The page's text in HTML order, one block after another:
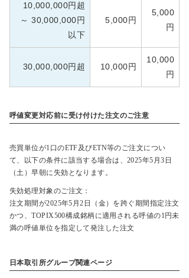
10,000,000円超
～ 30,000,000円
以下
5,000円
5,000
円
30,000,000円超 10,000円
10,000
円
呼値変更対応前に受け付けた注文のご注意
売買単位が1口のETF及びETN等のご注文につい
て、以下の条件に該当する場合は、2025年5月3日
（土）早朝に失効となります。
失効処理対象のご注文：
注文期間が2025年5月2日（金）を跨ぐ期間指定注文
かつ、TOPIX500構成銘柄に適用される呼値の1円未
満の呼値単位を指定して発注した注文
日本取引所グループ関連ページ